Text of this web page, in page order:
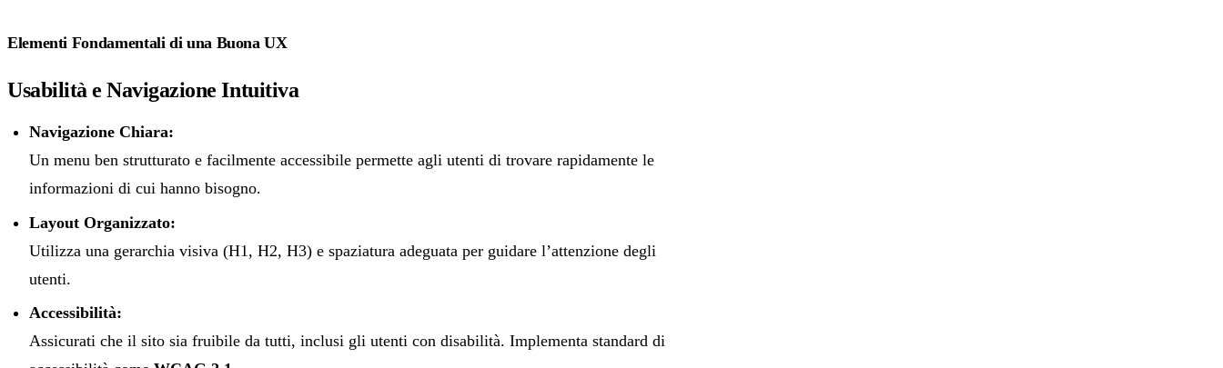
Elementi Fondamentali di una Buona UX
Usabilità e Navigazione Intuitiva
Navigazione Chiara:
Un menu ben strutturato e facilmente accessibile permette agli utenti di trovare rapidamente le
informazioni di cui hanno bisogno.
Layout Organizzato:
Utilizza una gerarchia visiva (H1, H2, H3) e spaziatura adeguata per guidare l’attenzione degli
utenti.
Accessibilità:
Assicurati che il sito sia fruibile da tutti, inclusi gli utenti con disabilità. Implementa standard di